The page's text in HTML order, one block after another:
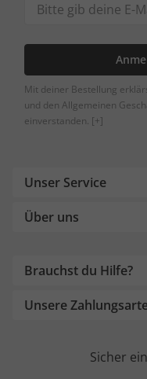
Mit deiner Bestellung
und den Allgemeinen
einverstanden. [+]
Unser Service
Über uns
Brauchst du Hilfe?
Unsere
Sicher